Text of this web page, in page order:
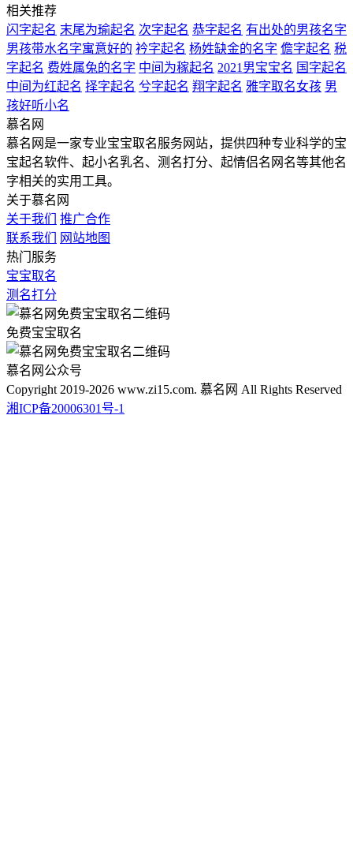
相关推荐
闪字起名 末尾为瑜起名 次字起名 恭字起名 有出处的男孩名字
男孩带水名字寓意好的 衿字起名 杨姓缺金的名字 儋字起名 税
字起名 费姓属兔的名字 中间为稼起名 2021男宝宝名 国字起名
中间为红起名 择字起名 兮字起名 翔字起名 雅字取名女孩 男
孩好听小名
慕名网
慕名网是一家专业宝宝取名服务网站，提供四种专业科学的宝
宝起名软件、起小名乳名、测名打分、起情侣名网名等其他名
字相关的实用工具。
关于慕名网
关于我们
推广合作
联系我们
网站地图
热门服务
宝宝取名
测名打分
免费宝宝取名
慕名网公众号
Copyright 2019-2026 www.zi15.com. 慕名网 All Rights Reserved
湘ICP备20006301号-1